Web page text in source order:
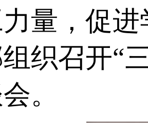
量，促
织召开“
。